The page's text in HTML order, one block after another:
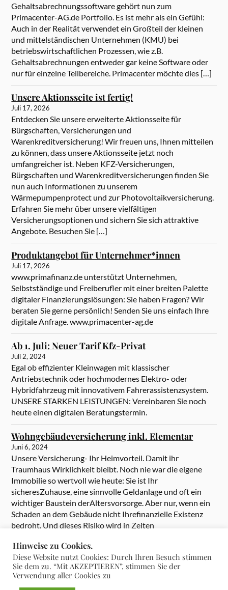
Gehaltsabrechnungssoftware gehört nun zum
Primacenter-AG.de Portfolio. Es ist mehr als ein Gefühl:
Auch in der Realität verwendet ein Großteil der kleinen
und mittelständischen Unternehmen (KMU) bei
betriebswirtschaftlichen Prozessen, wie z.B.
Gehaltsabrechnungen entweder gar keine Software oder
nur für einzelne Teilbereiche. Primacenter möchte dies […]
Unsere Aktionsseite ist fertig!
Juli 17, 2026
Entdecken Sie unsere erweiterte Aktionsseite für
Bürgschaften, Versicherungen und
Warenkreditversicherung! Wir freuen uns, Ihnen mitteilen
zu können, dass unsere Aktionsseite jetzt noch
umfangreicher ist. Neben KFZ-Versicherungen,
Bürgschaften und Warenkreditversicherungen finden Sie
nun auch Informationen zu unserem
Wärmepumpenprotect und zur Photovoltaikversicherung.
Erfahren Sie mehr über unsere vielfältigen
Versicherungsoptionen und sichern Sie sich attraktive
Angebote. Besuchen Sie […]
Produktangebot für Unternehmer*innen
Juli 17, 2026
www.primafinanz.de unterstützt Unternehmen,
Selbstständige und Freiberufler mit einer breiten Palette
digitaler Finanzierungslösungen: Sie haben Fragen? Wir
beraten Sie gerne persönlich! Senden Sie uns einfach Ihre
digitale Anfrage. www.primacenter-ag.de
Ab 1. Juli: Neuer Tarif Kfz-Privat
Juli 2, 2024
Egal ob effizienter Kleinwagen mit klassischer
Antriebstechnik oder hochmodernes Elektro- oder
Hybridfahrzeug mit innovativem Fahrerassistenzsystem.
UNSERE STARKEN LEISTUNGEN: Vereinbaren Sie noch
heute einen digitalen Beratungstermin.
Wohngebäudeversicherung inkl. Elementar
Juni 6, 2024
Unsere Versicherung- Ihr Heimvorteil. Damit ihr
Traumhaus Wirklichkeit bleibt. Noch nie war die eigene
Immobilie so wertvoll wie heute: Sie ist Ihr
sicheresZuhause, eine sinnvolle Geldanlage und oft ein
wichtiger Baustein derAltersvorsorge. Aber nur, wenn ein
Schaden an dem Gebäude nicht Ihrefinanzielle Existenz
bedroht. Und dieses Risiko wird in Zeiten
Hinweise zu Cookies.
Diese Website nutzt Cookies: Durch Ihren Besuch stimmen
Sie dem zu. “Mit AKZEPTIEREN”, stimmen Sie der
Verwendung aller Cookies zu